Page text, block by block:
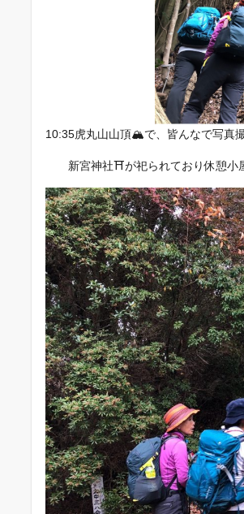
10:35虎丸山山頂🏔で、皆んなで写真
新宮神社⛩が祀られており休憩小屋